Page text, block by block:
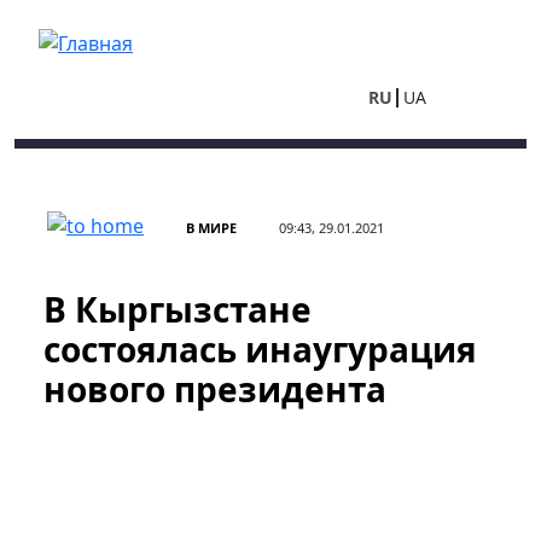
RU UA
В МИРЕ 09:43, 29.01.2021
В Кыргызстане
состоялась инаугурация
нового президента